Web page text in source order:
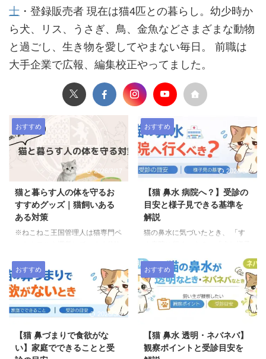
士 ・登録販売者 現在は猫4匹との暮らし。幼少時か
ら犬、リス、うさぎ、鳥、金魚などさまざまな動物
と過ごし、生き物を愛してやまない毎日。 前職は
大手企業で広報、編集校正やってました。
おすすめ
2026/3/17
猫と暮らす人の体を守るお
すすめグッズ｜猫飼いある
ある対策
※ねこねこ王国管理人は猫専門ペ
体に負担がかかることがありま
す。トイレ掃除で腰が痛くなった
り、抜け毛やアレルギーが気にな
ったり、夜中に起こされて睡眠不
足になったり…。 猫の健康を考
暮らす人自身の体のケアもとても
大切です。 そこでこのページで
おすすめ
2026/3/9
【猫 鼻水 病院へ？】受診の
目安と様子見できる基準を
解説
猫の鼻水に気づいたとき、 「す
を見ても大丈夫？」 と迷います
よね。 私は獣医師ではありませ
んが、慢性鼻炎の保護猫と暮ら
し、猫専門ホテルで多くの猫を見
てきました。その経験から感じた
「家庭で見ておきたいポイント」
とめます。 ※最終的な判断は必
ず獣医師にご相談ください。 結
おすすめ
2026/3/9
【猫 鼻づまりで食欲がな
い】家庭でできることと受
おすすめ
2026/3/9
【猫 鼻水 透明・ネバネバ】
観察ポイントと受診目安を